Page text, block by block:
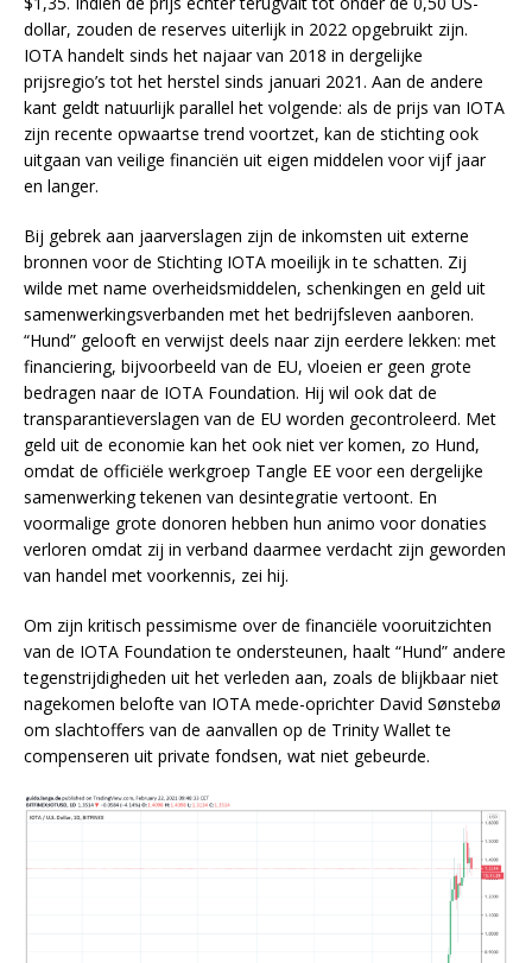
dollar, zouden de reserves uiterlijk in 2022 opgebruikt zijn.
IOTA handelt sinds het najaar van 2018 in dergelijke
prijsregio’s tot het herstel sinds januari 2021. Aan de andere
kant geldt natuurlijk parallel het volgende: als de prijs van IOTA
zijn recente opwaartse trend voortzet, kan de stichting ook
uitgaan van veilige financiën uit eigen middelen voor vijf jaar
en langer.
Bij gebrek aan jaarverslagen zijn de inkomsten uit externe
bronnen voor de Stichting IOTA moeilijk in te schatten. Zij
wilde met name overheidsmiddelen, schenkingen en geld uit
samenwerkingsverbanden met het bedrijfsleven aanboren.
“Hund” gelooft en verwijst deels naar zijn eerdere lekken: met
financiering, bijvoorbeeld van de EU, vloeien er geen grote
bedragen naar de IOTA Foundation. Hij wil ook dat de
transparantieverslagen van de EU worden gecontroleerd. Met
geld uit de economie kan het ook niet ver komen, zo Hund,
omdat de officiële werkgroep Tangle EE voor een dergelijke
samenwerking tekenen van desintegratie vertoont. En
voormalige grote donoren hebben hun animo voor donaties
verloren omdat zij in verband daarmee verdacht zijn geworden
van handel met voorkennis, zei hij.
Om zijn kritisch pessimisme over de financiële vooruitzichten
van de IOTA Foundation te ondersteunen, haalt “Hund” andere
tegenstrijdigheden uit het verleden aan, zoals de blijkbaar niet
nagekomen belofte van IOTA mede-oprichter David Sønstebø
om slachtoffers van de aanvallen op de Trinity Wallet te
compenseren uit private fondsen, wat niet gebeurde.